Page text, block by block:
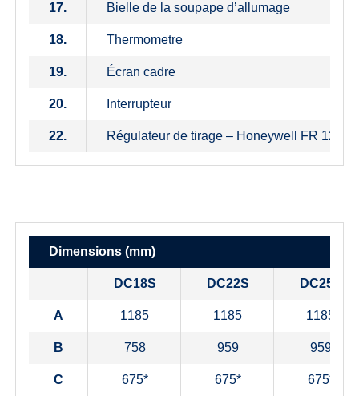
17. Bielle de la soupape d’allumage
18. Thermometre
19. Écran cadre
20. Interrupteur
22. Régulateur de tirage – Honeywell FR 124
Dimensions (mm)
DC18S DC22S DC25S
A 1185 1185 1185
B 758 959 959
C 675* 675* 675*